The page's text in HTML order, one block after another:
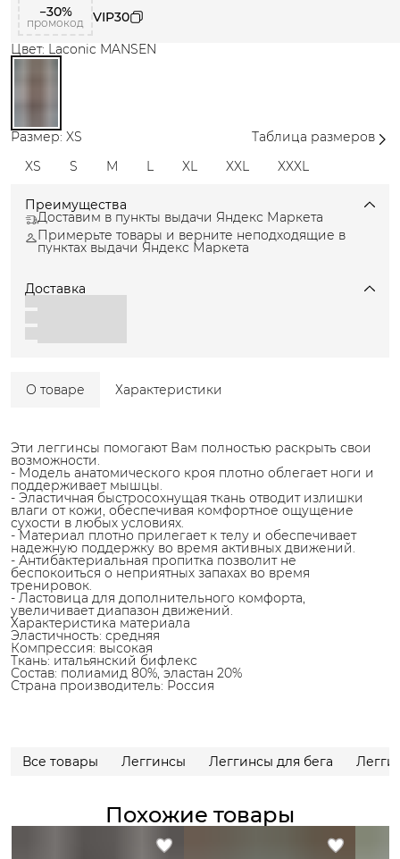
−30%
промокод
VIP30
Цвет: Laconic MANSEN
Размер: XS
Таблица размеров
XS
S M L XL XXL XXXL
Преимущества
Доставим в пункты выдачи Яндекс Маркета
Примерьте товары и верните неподходящие в
пунктах выдачи Яндекс Маркета
Доставка
О товаре Характеристики
Эти леггинсы помогают Вам полностью раскрыть свои
возможности.
- Модель анатомического кроя плотно облегает ноги и
поддерживает мышцы.
- Эластичная быстросохнущая ткань отводит излишки
влаги от кожи, обеспечивая комфортное ощущение
сухости в любых условиях.
- Материал плотно прилегает к телу и обеспечивает
надежную поддержку во время активных движений.
- Антибактериальная пропитка позволит не
беспокоиться о неприятных запахах во время
тренировок.
- Ластовица для дополнительного комфорта,
увеличивает диапазон движений.
Характеристика материала
Эластичность: средняя
Компрессия: высокая
Ткань: итальянский бифлекс
Состав: полиамид 80%, эластан 20%
Страна производитель: Россия
Все товары Леггинсы Леггинсы для бега
Похожие товары